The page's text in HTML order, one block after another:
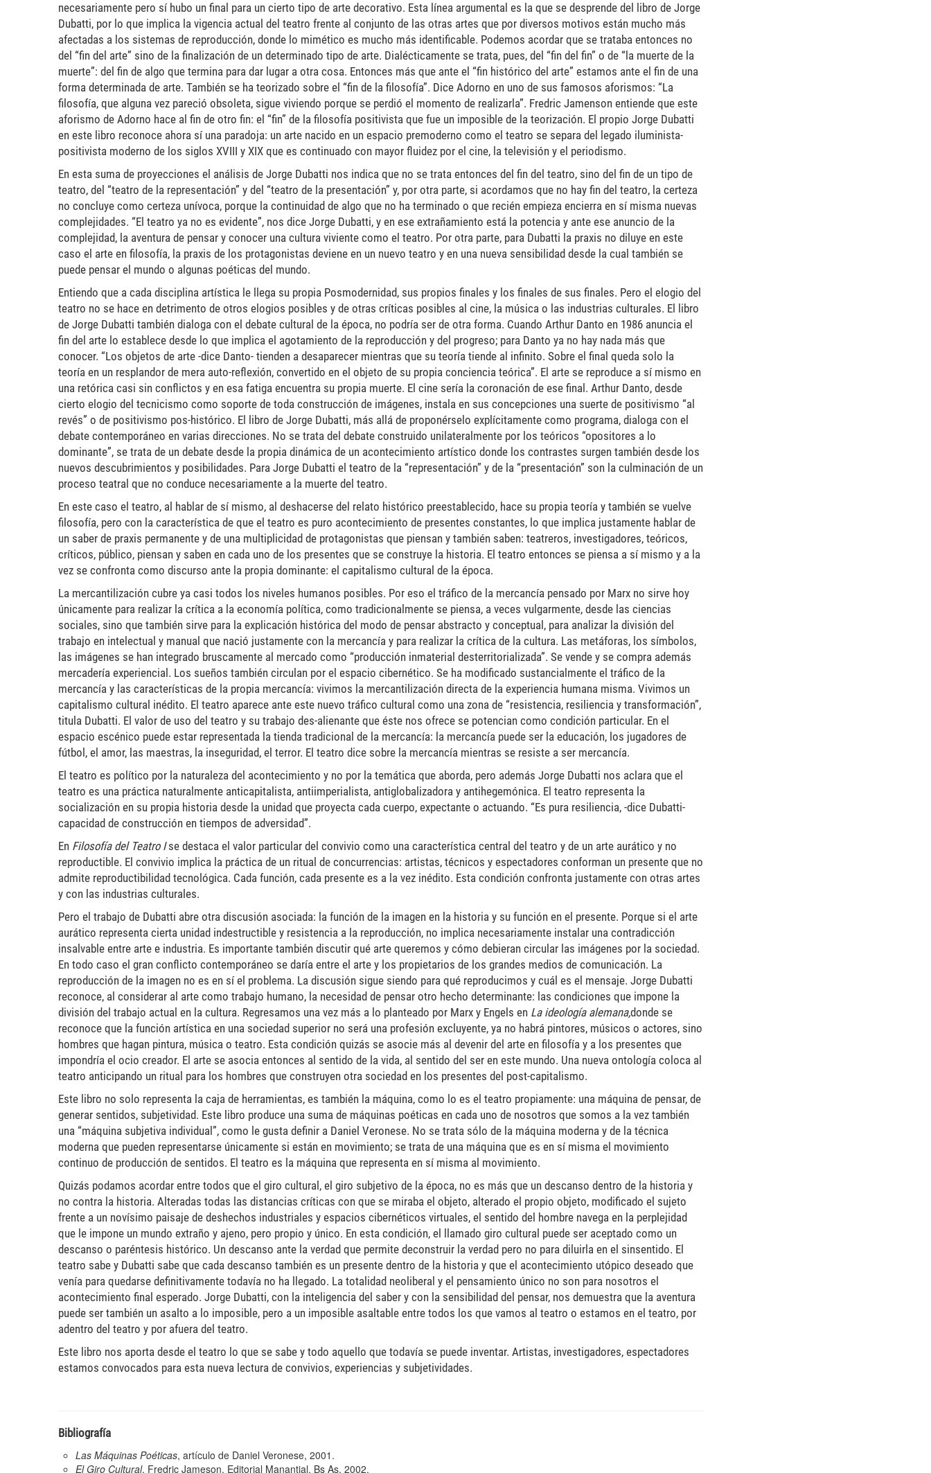
necesariamente pero sí hubo un final para un cierto tipo de arte decorativo. Esta línea argumental es la que se desprende del libro de Jorge
Dubatti, por lo que implica la vigencia actual del teatro frente al conjunto de las otras artes que por diversos motivos están mucho más
afectadas a los sistemas de reproducción, donde lo mimético es mucho más identificable. Podemos acordar que se trataba entonces no
del “fin del arte” sino de la finalización de un determinado tipo de arte. Dialécticamente se trata, pues, del “fin del fin” o de “la muerte de la
muerte”: del fin de algo que termina para dar lugar a otra cosa. Entonces más que ante el “fin histórico del arte” estamos ante el fin de una
forma determinada de arte. También se ha teorizado sobre el “fin de la filosofía”. Dice Adorno en uno de sus famosos aforismos: “La
filosofía, que alguna vez pareció obsoleta, sigue viviendo porque se perdió el momento de realizarla”. Fredric Jamenson entiende que este
aforismo de Adorno hace al fin de otro fin: el “fin” de la filosofía positivista que fue un imposible de la teorización. El propio Jorge Dubatti
en este libro reconoce ahora sí una paradoja: un arte nacido en un espacio premoderno como el teatro se separa del legado iluminista-
positivista moderno de los siglos XVIII y XIX que es continuado con mayor fluidez por el cine, la televisión y el periodismo.
En esta suma de proyecciones el análisis de Jorge Dubatti nos indica que no se trata entonces del fin del teatro, sino del fin de un tipo de
teatro, del “teatro de la representación” y del “teatro de la presentación” y, por otra parte, si acordamos que no hay fin del teatro, la certeza
no concluye como certeza unívoca, porque la continuidad de algo que no ha terminado o que recién empieza encierra en sí misma nuevas
complejidades. “El teatro ya no es evidente”, nos dice Jorge Dubatti, y en ese extrañamiento está la potencia y ante ese anuncio de la
complejidad, la aventura de pensar y conocer una cultura viviente como el teatro. Por otra parte, para Dubatti la praxis no diluye en este
caso el arte en filosofía, la praxis de los protagonistas deviene en un nuevo teatro y en una nueva sensibilidad desde la cual también se
puede pensar el mundo o algunas poéticas del mundo.
Entiendo que a cada disciplina artística le llega su propia Posmodernidad, sus propios finales y los finales de sus finales. Pero el elogio del
teatro no se hace en detrimento de otros elogios posibles y de otras críticas posibles al cine, la música o las industrias culturales. El libro
de Jorge Dubatti también dialoga con el debate cultural de la época, no podría ser de otra forma. Cuando Arthur Danto en 1986 anuncia el
fin del arte lo establece desde lo que implica el agotamiento de la reproducción y del progreso; para Danto ya no hay nada más que
conocer. “Los objetos de arte -dice Danto- tienden a desaparecer mientras que su teoría tiende al infinito. Sobre el final queda solo la
teoría en un resplandor de mera auto-reflexión, convertido en el objeto de su propia conciencia teórica”. El arte se reproduce a sí mismo en
una retórica casi sin conflictos y en esa fatiga encuentra su propia muerte. El cine sería la coronación de ese final. Arthur Danto, desde
cierto elogio del tecnicismo como soporte de toda construcción de imágenes, instala en sus concepciones una suerte de positivismo “al
revés” o de positivismo pos-histórico. El libro de Jorge Dubatti, más allá de proponérselo explícitamente como programa, dialoga con el
debate contemporáneo en varias direcciones. No se trata del debate construido unilateralmente por los teóricos “opositores a lo
dominante”, se trata de un debate desde la propia dinámica de un acontecimiento artístico donde los contrastes surgen también desde los
nuevos descubrimientos y posibilidades. Para Jorge Dubatti el teatro de la “representación” y de la “presentación” son la culminación de un
proceso teatral que no conduce necesariamente a la muerte del teatro.
En este caso el teatro, al hablar de sí mismo, al deshacerse del relato histórico preestablecido, hace su propia teoría y también se vuelve
filosofía, pero con la característica de que el teatro es puro acontecimiento de presentes constantes, lo que implica justamente hablar de
un saber de praxis permanente y de una multiplicidad de protagonistas que piensan y también saben: teatreros, investigadores, teóricos,
críticos, público, piensan y saben en cada uno de los presentes que se construye la historia. El teatro entonces se piensa a sí mismo y a la
vez se confronta como discurso ante la propia dominante: el capitalismo cultural de la época.
La mercantilización cubre ya casi todos los niveles humanos posibles. Por eso el tráfico de la mercancía pensado por Marx no sirve hoy
únicamente para realizar la crítica a la economía política, como tradicionalmente se piensa, a veces vulgarmente, desde las ciencias
sociales, sino que también sirve para la explicación histórica del modo de pensar abstracto y conceptual, para analizar la división del
trabajo en intelectual y manual que nació justamente con la mercancía y para realizar la crítica de la cultura. Las metáforas, los símbolos,
las imágenes se han integrado bruscamente al mercado como “producción inmaterial desterritorializada”. Se vende y se compra además
mercadería experiencial. Los sueños también circulan por el espacio cibernético. Se ha modificado sustancialmente el tráfico de la
mercancía y las características de la propia mercancía: vivimos la mercantilización directa de la experiencia humana misma. Vivimos un
capitalismo cultural inédito. El teatro aparece ante este nuevo tráfico cultural como una zona de “resistencia, resiliencia y transformación”,
titula Dubatti. El valor de uso del teatro y su trabajo des-alienante que éste nos ofrece se potencian como condición particular. En el
espacio escénico puede estar representada la tienda tradicional de la mercancía: la mercancía puede ser la educación, los jugadores de
fútbol, el amor, las maestras, la inseguridad, el terror. El teatro dice sobre la mercancía mientras se resiste a ser mercancía.
El teatro es político por la naturaleza del acontecimiento y no por la temática que aborda, pero además Jorge Dubatti nos aclara que el
teatro es una práctica naturalmente anticapitalista, antiimperialista, antiglobalizadora y antihegemónica. El teatro representa la
socialización en su propia historia desde la unidad que proyecta cada cuerpo, expectante o actuando. “Es pura resiliencia, -dice Dubatti-
capacidad de construcción en tiempos de adversidad”.
En Filosofía del Teatro Ise destaca el valor particular del convivio como una característica central del teatro y de un arte aurático y no
reproductible. El convivio implica la práctica de un ritual de concurrencias: artistas, técnicos y espectadores conforman un presente que no
admite reproductibilidad tecnológica. Cada función, cada presente es a la vez inédito. Esta condición confronta justamente con otras artes
y con las industrias culturales.
Pero el trabajo de Dubatti abre otra discusión asociada: la función de la imagen en la historia y su función en el presente. Porque si el arte
aurático representa cierta unidad indestructible y resistencia a la reproducción, no implica necesariamente instalar una contradicción
insalvable entre arte e industria. Es importante también discutir qué arte queremos y cómo debieran circular las imágenes por la sociedad.
En todo caso el gran conflicto contemporáneo se daría entre el arte y los propietarios de los grandes medios de comunicación. La
reproducción de la imagen no es en sí el problema. La discusión sigue siendo para qué reproducimos y cuál es el mensaje. Jorge Dubatti
reconoce, al considerar al arte como trabajo humano, la necesidad de pensar otro hecho determinante: las condiciones que impone la
división del trabajo actual en la cultura. Regresamos una vez más a lo planteado por Marx y Engels en La ideología alemana,donde se
reconoce que la función artística en una sociedad superior no será una profesión excluyente, ya no habrá pintores, músicos o actores, sino
hombres que hagan pintura, música o teatro. Esta condición quizás se asocie más al devenir del arte en filosofía y a los presentes que
impondría el ocio creador. El arte se asocia entonces al sentido de la vida, al sentido del ser en este mundo. Una nueva ontología coloca al
teatro anticipando un ritual para los hombres que construyen otra sociedad en los presentes del post-capitalismo.
Este libro no solo representa la caja de herramientas, es también la máquina, como lo es el teatro propiamente: una máquina de pensar, de
generar sentidos, subjetividad. Este libro produce una suma de máquinas poéticas en cada uno de nosotros que somos a la vez también
una “máquina subjetiva individual”, como le gusta definir a Daniel Veronese. No se trata sólo de la máquina moderna y de la técnica
moderna que pueden representarse únicamente si están en movimiento; se trata de una máquina que es en sí misma el movimiento
continuo de producción de sentidos. El teatro es la máquina que representa en sí misma al movimiento.
Quizás podamos acordar entre todos que el giro cultural, el giro subjetivo de la época, no es más que un descanso dentro de la historia y
no contra la historia. Alteradas todas las distancias críticas con que se miraba el objeto, alterado el propio objeto, modificado el sujeto
frente a un novísimo paisaje de deshechos industriales y espacios cibernéticos virtuales, el sentido del hombre navega en la perplejidad
que le impone un mundo extraño y ajeno, pero propio y único. En esta condición, el llamado giro cultural puede ser aceptado como un
descanso o paréntesis histórico. Un descanso ante la verdad que permite deconstruir la verdad pero no para diluirla en el sinsentido. El
teatro sabe y Dubatti sabe que cada descanso también es un presente dentro de la historia y que el acontecimiento utópico deseado que
venía para quedarse definitivamente todavía no ha llegado. La totalidad neoliberal y el pensamiento único no son para nosotros el
acontecimiento final esperado. Jorge Dubatti, con la inteligencia del saber y con la sensibilidad del pensar, nos demuestra que la aventura
puede ser también un asalto a lo imposible, pero a un imposible asaltable entre todos los que vamos al teatro o estamos en el teatro, por
adentro del teatro y por afuera del teatro.
Este libro nos aporta desde el teatro lo que se sabe y todo aquello que todavía se puede inventar. Artistas, investigadores, espectadores
estamos convocados para esta nueva lectura de convivios, experiencias y subjetividades.
Bibliografía
Las Máquinas Poéticas, artículo de Daniel Veronese, 2001.
El Giro Cultural, Fredric Jameson, Editorial Manantial, Bs As. 2002.